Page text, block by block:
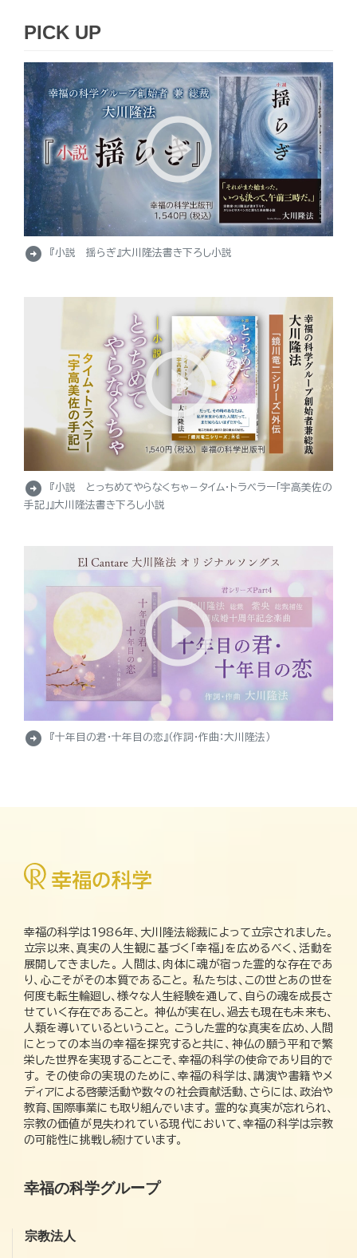
PICK UP
arrow_circle_right 『小説 揺らぎ』大川隆法書き下ろし小説
arrow_circle_right
『小説 とっちめてやらなくちゃ－タイム・トラベラー「宇高美佐の
手記」』大川隆法書き下ろし小説
arrow_circle_right 『十年目の君・十年目の恋』（作詞・作曲：大川隆法）
幸福の科学は1986年、大川隆法総裁によって立宗されました。
立宗以来、真実の人生観に基づく「幸福」を広めるべく、活動を
展開してきました。 人間は、肉体に魂が宿った霊的な存在であ
り、心こそがその本質であること。 私たちは、この世とあの世を
何度も転生輪廻し、様々な人生経験を通して、自らの魂を成長さ
せていく存在であること。 神仏が実在し、過去も現在も未来も、
人類を導いているということ。 こうした霊的な真実を広め、人間
にとっての本当の幸福を探究すると共に、神仏の願う平和で繁
栄した世界を実現することこそ、幸福の科学の使命であり目的で
す。 その使命の実現のために、幸福の科学は、講演や書籍やメ
ディアによる啓蒙活動や数々の社会貢献活動、さらには、政治や
教育、国際事業にも取り組んでいます。 霊的な真実が忘れられ、
宗教の価値が見失われている現代において、幸福の科学は宗教
の可能性に挑戦し続けています。
幸福の科学グループ
宗教法人